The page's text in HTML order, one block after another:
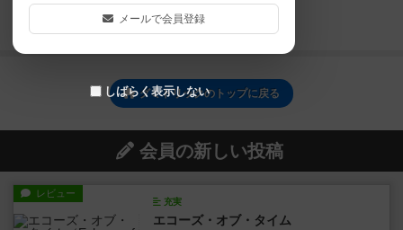
色の数が異なりま...
グミトリックのトップに戻る
会員の新しい投稿
レビュー
充実
エコーズ・オブ・タイム
メールで会員登録
しばらく表示しない